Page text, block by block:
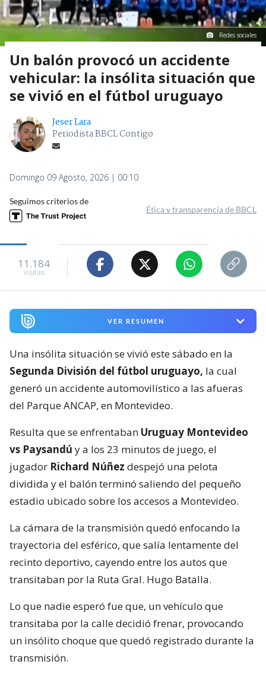
Redes sociales
Un balón provocó un accidente
vehicular: la insólita situación que
se vivió en el fútbol uruguayo
Jeser Lara
Periodista BBCL Contigo
Domingo 09 Agosto, 2026 | 00:10
Seguimos criterios de
Ética y transparencia de BBCL
11.184
visitas
VER RESUMEN
Una insólita situación se vivió este sábado en la
Segunda División del fútbol uruguayo, la cual
generó un accidente automovilístico a las afueras
del Parque ANCAP, en Montevideo.
Resulta que se enfrentaban Uruguay Montevideo
vs Paysandú y a los 23 minutos de juego, el
jugador Richard Núñez despejó una pelota
dividida y el balón terminó saliendo del pequeño
estadio ubicado sobre los accesos a Montevideo.
La cámara de la transmisión quedó enfocando la
trayectoria del esférico, que salía lentamente del
recinto deportivo, cayendo entre los autos que
transitaban por la Ruta Gral. Hugo Batalla.
Lo que nadie esperó fue que, un vehículo que
transitaba por la calle decidió frenar, provocando
un insólito choque que quedó registrado durante la
transmisión.